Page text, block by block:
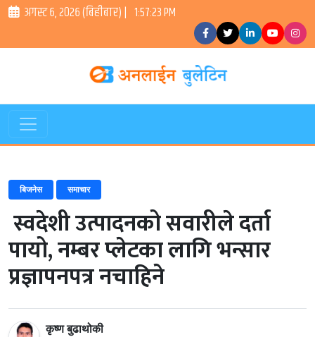
अगस्ट ६, २०२६ (बिहीबार) | 1:57:24 PM
बिजनेस समाचार
स्वदेशी उत्पादनको सवारीले दर्ता
पायो, नम्बर प्लेटका लागि भन्सार
प्रज्ञापनपत्र नचाहिने
कृष्ण बुढाथोकी